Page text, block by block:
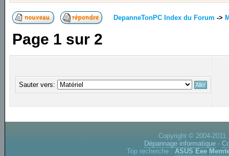
DepanneTonPC Index du Forum ->
Page 1 sur 2
Sauter vers:
Copyright © 2004-
Dépannage informatique -
Top recherche : ASUS Eee